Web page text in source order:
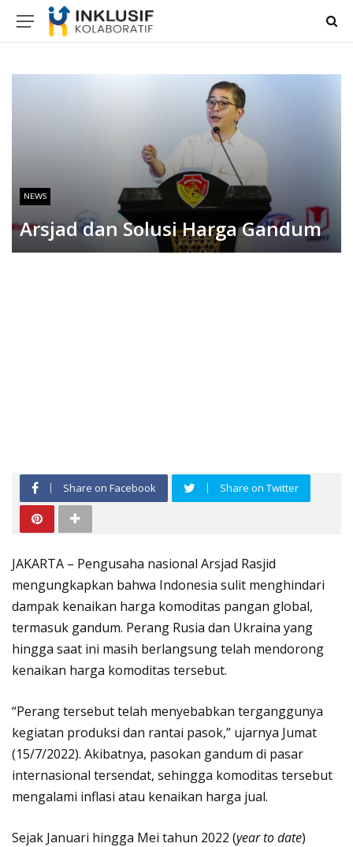
NEWS
Arsjad dan Solusi Harga Gandum
Share on Facebook Share on Twitter
JAKARTA – Pengusaha nasional Arsjad Rasjid
mengungkapkan bahwa Indonesia sulit menghindari
dampak kenaikan harga komoditas pangan global,
termasuk gandum. Perang Rusia dan Ukraina yang
hingga saat ini masih berlangsung telah mendorong
kenaikan harga komoditas tersebut.
“Perang tersebut telah menyebabkan terganggunya
kegiatan produksi dan rantai pasok,” ujarnya Jumat
(15/7/2022). Akibatnya, pasokan gandum di pasar
internasional tersendat, sehingga komoditas tersebut
mengalami inflasi atau kenaikan harga jual.
Sejak Januari hingga Mei tahun 2022 (year to date)